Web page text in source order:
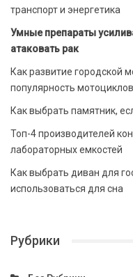
транспорт и энергетика
Умные препараты
атаковать рак
Как развитие городской
популярность
Как выбрать памятник,
Топ-4 производителей
лабораторных емкостей
Как выбрать диван для
использоваться для сна
Рубрики